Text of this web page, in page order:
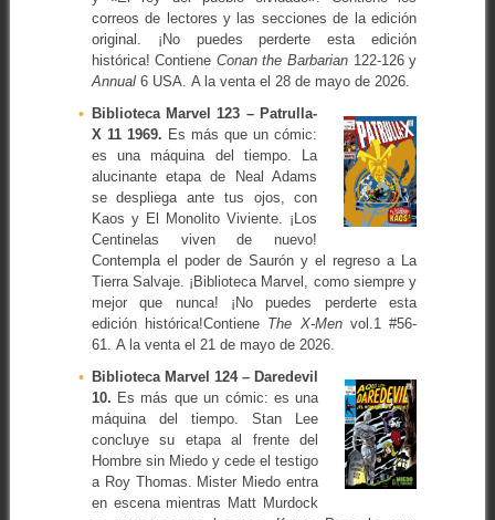
correos de lectores y las secciones de la edición
original. ¡No puedes perderte esta edición
histórica! Contiene Conan the Barbarian 122-126 y
Annual6 USA. A la venta el 28 de mayo de 2026.
Biblioteca Marvel 123 – Patrulla-
X 11 1969. Es más que un cómic:
es una máquina del tiempo. La
alucinante etapa de Neal Adams
se despliega ante tus ojos, con
Kaos y El Monolito Viviente. ¡Los
Centinelas viven de nuevo!
Contempla el poder de Saurón y el regreso a La
Tierra Salvaje. ¡Biblioteca Marvel, como siempre y
mejor que nunca! ¡No puedes perderte esta
edición histórica!Contiene The X-Menvol.1 #56-
61. A la venta el 21 de mayo de 2026.
Biblioteca Marvel 124 – Daredevil
10. Es más que un cómic: es una
máquina del tiempo. Stan Lee
concluye su etapa al frente del
Hombre sin Miedo y cede el testigo
a Roy Thomas. Mister Miedo entra
en escena mientras Matt Murdock